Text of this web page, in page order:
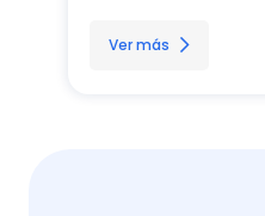
Ver más